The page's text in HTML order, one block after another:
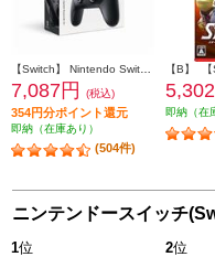
7,087円 (税込)
354円分ポイント還元
即納（在庫あり）
(504件)
即納（在
ニンテンドースイッチ
1位 2位